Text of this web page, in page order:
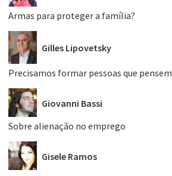
Armas para proteger a família?
Gilles Lipovetsky
Precisamos formar pessoas que pensem
Giovanni Bassi
Sobre alienação no emprego
Gisele Ramos